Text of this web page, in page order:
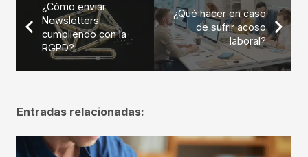
¿Cómo enviar
Newsletters
cumpliendo con la
RGPD?
¿Qué hacer en caso
de sufrir acoso
laboral?
Entradas relacionadas: